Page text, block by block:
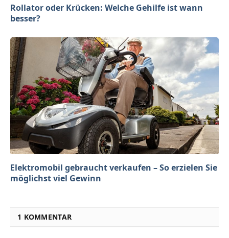
Rollator oder Krücken: Welche Gehilfe ist wann
besser?
Elektromobil gebraucht verkaufen – So erzielen Sie
möglichst viel Gewinn
1 KOMMENTAR